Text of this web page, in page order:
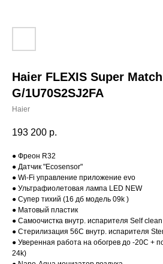
Haier FLEXIS Super
G/1U70S2SJ2FA
Haier
193 200 р.
● Фреон R32
● Датчик "Ecosensor"
● Wi-Fi управление приложение evo
● Ультрафиолетовая лампа LED NEW
● Супер тихий (16 дб модель 09k )
● Матовый пластик
● Самоочистка внутр. испарителя Self clean
● Стерилизация 56С внутр. испарителя
● Уверенная работа на обогрев до -20С +
24k)